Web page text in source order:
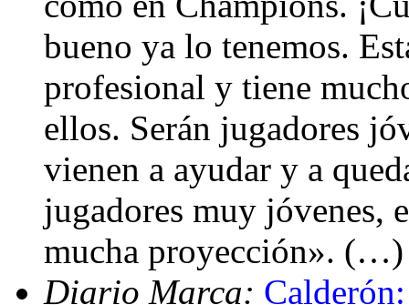
bueno ya lo tenemos.
profesional y tiene
ellos. Serán jugadores
vienen a ayudar y a
jugadores muy jóvenes,
mucha proyección». (…)
Diario Marca: